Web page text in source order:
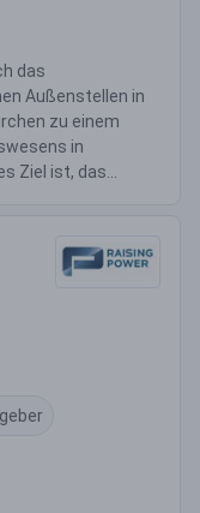
das
Außenstellen in
zu einem
in
Ziel ist, das...